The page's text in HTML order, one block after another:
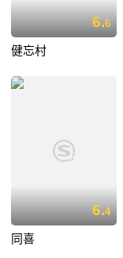
6.6
健忘村
6.4
同喜